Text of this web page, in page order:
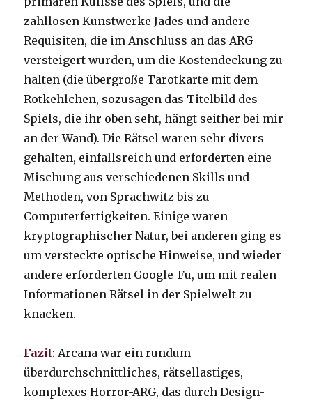
zahllosen Kunstwerke Jades und andere
Requisiten, die im Anschluss an das ARG
versteigert wurden, um die Kostendeckung zu
halten (die übergroße Tarotkarte mit dem
Rotkehlchen, sozusagen das Titelbild des
Spiels, die ihr oben seht, hängt seither bei mir
an der Wand). Die Rätsel waren sehr divers
gehalten, einfallsreich und erforderten eine
Mischung aus verschiedenen Skills und
Methoden, von Sprachwitz bis zu
Computerfertigkeiten. Einige waren
kryptographischer Natur, bei anderen ging es
um versteckte optische Hinweise, und wieder
andere erforderten Google-Fu, um mit realen
Informationen Rätsel in der Spielwelt zu
knacken.
Fazit: Arcana war ein rundum
überdurchschnittliches, rätsellastiges,
komplexes Horror-ARG, das durch Design-